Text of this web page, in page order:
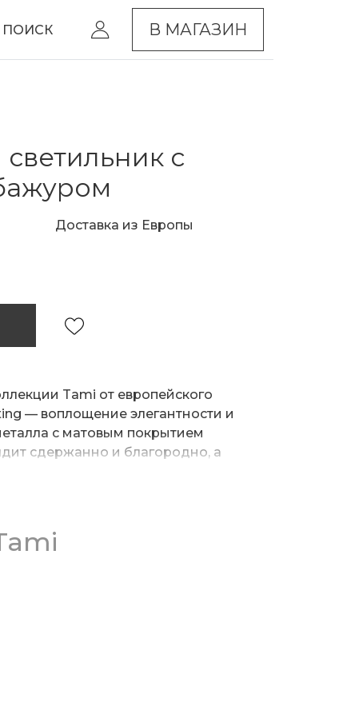
ПОИСК В МАГАЗИН
с
Доставка из Европы
Tami от европейского
— воплощение элегантности и
с матовым покрытием
сдержанно и благородно, а
является абажур из
тепла и гармонии.
станет стильным дополнением
вашего дома.